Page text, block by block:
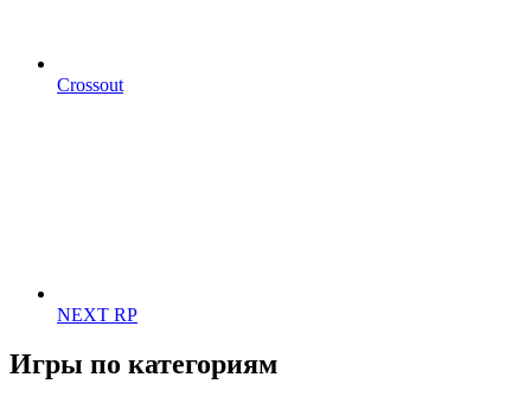
Crossout
NEXT RP
Игры по категориям